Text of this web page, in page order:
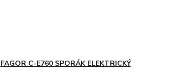
FAGOR C-E760 SPORÁK ELEKTRICKÝ